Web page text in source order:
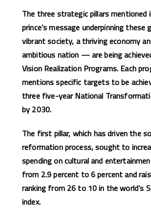
The three strategic pillars mentioned
prince’s message underpinning
vibrant society, a thriving economy
ambitious nation — are being
Vision Realization Programs. Each
mentions specific targets to be
three five-year National
by 2030.
The first pillar, which has driven the
reformation process, sought to
spending on cultural and
from 2.9 percent to 6 percent and
ranking from 26 to 10 in the world’s
index.